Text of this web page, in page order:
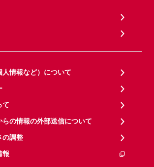
情報など）について
て
の情報の外部送信について
の調整
報